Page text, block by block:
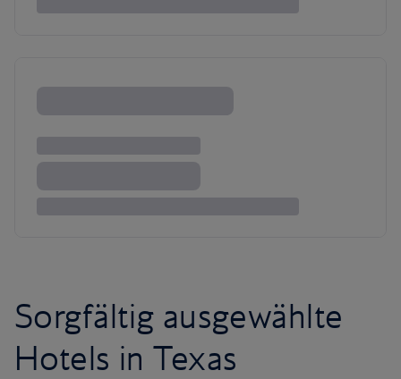
Sorgfältig ausgewählte
Hotels in Texas